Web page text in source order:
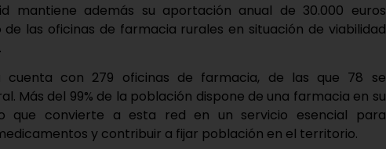
mantiene además su aportación anual de 30.000 euros
las oficinas de farmacia rurales en situación de viabilidad
cuenta con 279 oficinas de farmacia, de las que 78 se
Más del 99% de la población dispone de una farmacia en su
que convierte a esta red en un servicio esencial para
y contribuir a fijar población en el territorio.